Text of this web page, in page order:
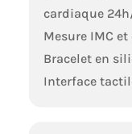
cardiaque
Mesure IMC
Bracelet en
Interface